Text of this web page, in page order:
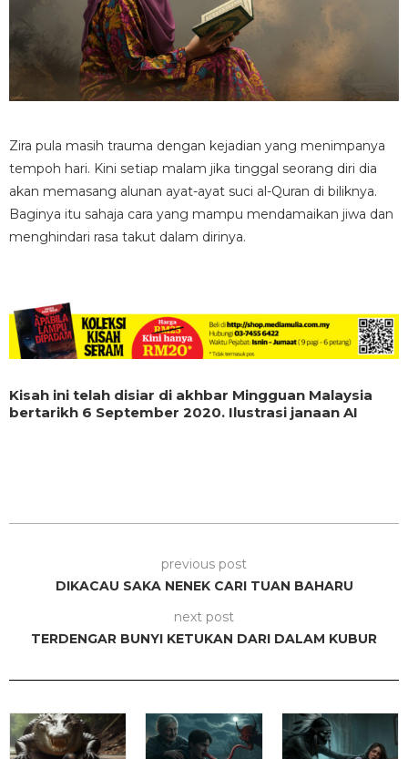
Zira pula masih trauma dengan kejadian yang menimpanya
tempoh hari. Kini setiap malam jika tinggal seorang diri dia
akan memasang alunan ayat-ayat suci al-Quran di biliknya.
Baginya itu sahaja cara yang mampu mendamaikan jiwa dan
menghindari rasa takut dalam dirinya.
Kisah ini telah disiar di akhbar Mingguan Malaysia
bertarikh 6 September 2020. Ilustrasi janaan AI
previous post
DIKACAU SAKA NENEK CARI TUAN BAHARU
next post
TERDENGAR BUNYI KETUKAN DARI DALAM KUBUR